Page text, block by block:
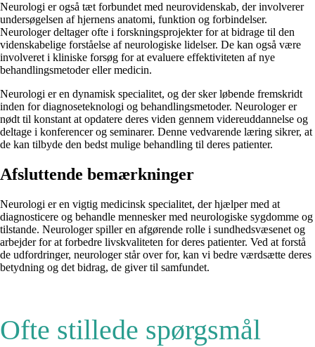
Neurologi er også tæt forbundet med neurovidenskab, der involverer
undersøgelsen af hjernens anatomi, funktion og forbindelser.
Neurologer deltager ofte i forskningsprojekter for at bidrage til den
videnskabelige forståelse af neurologiske lidelser. De kan også være
involveret i kliniske forsøg for at evaluere effektiviteten af nye
behandlingsmetoder eller medicin.
Neurologi er en dynamisk specialitet, og der sker løbende fremskridt
inden for diagnoseteknologi og behandlingsmetoder. Neurologer er
nødt til konstant at opdatere deres viden gennem videreuddannelse og
deltage i konferencer og seminarer. Denne vedvarende læring sikrer, at
de kan tilbyde den bedst mulige behandling til deres patienter.
Afsluttende bemærkninger
Neurologi er en vigtig medicinsk specialitet, der hjælper med at
diagnosticere og behandle mennesker med neurologiske sygdomme og
tilstande. Neurologer spiller en afgørende rolle i sundhedsvæsenet og
arbejder for at forbedre livskvaliteten for deres patienter. Ved at forstå
de udfordringer, neurologer står over for, kan vi bedre værdsætte deres
betydning og det bidrag, de giver til samfundet.
Ofte stillede spørgsmål